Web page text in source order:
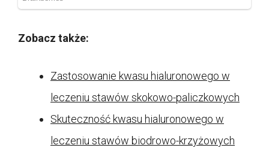
Zobacz także:
Zastosowanie kwasu hialuronowego w
leczeniu stawów skokowo-paliczkowych
Skuteczność kwasu hialuronowego w
leczeniu stawów biodrowo-krzyżowych